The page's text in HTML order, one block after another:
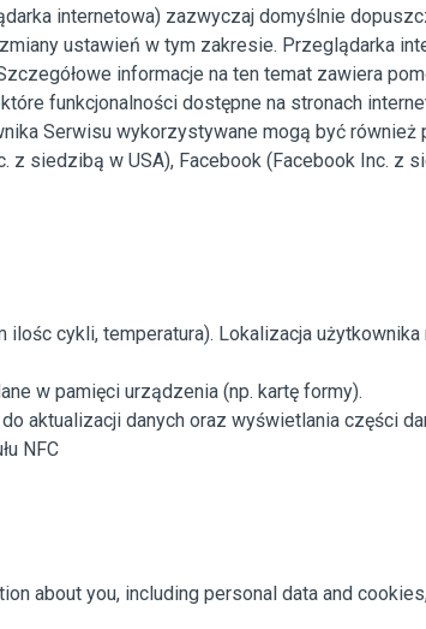
internetowa) zazwyczaj domyślnie
ustawień w tym zakresie. Przeglądarka
informacje na ten temat zawiera
funkcjonalności dostępne na stronach
Serwisu wykorzystywane mogą być również
siedzibą w USA), Facebook (Facebook Inc. z
cykli, temperatura). Lokalizacja
w pamięci urządzenia (np. kartę formy).
aktualizacji danych oraz wyświetlania części
NFC
about you, including personal data and